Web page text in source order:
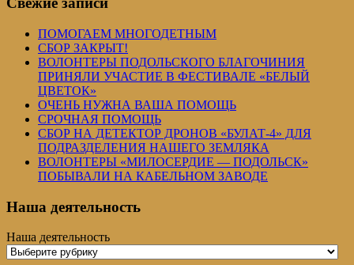
ПОМОГАЕМ МНОГОДЕТНЫМ
СБОР ЗАКРЫТ!
ВОЛОНТЕРЫ ПОДОЛЬСКОГО БЛАГОЧИНИЯ
ПРИНЯЛИ УЧАСТИЕ В ФЕСТИВАЛЕ «БЕЛЫЙ
ЦВЕТОК»
ОЧЕНЬ НУЖНА ВАША ПОМОЩЬ
СРОЧНАЯ ПОМОЩЬ
СБОР НА ДЕТЕКТОР ДРОНОВ «БУЛАТ-4» ДЛЯ
ПОДРАЗДЕЛЕНИЯ НАШЕГО ЗЕМЛЯКА
ВОЛОНТЕРЫ «МИЛОСЕРДИЕ — ПОДОЛЬСК»
ПОБЫВАЛИ НА КАБЕЛЬНОМ ЗАВОДЕ
Наша деятельность
Наша деятельность